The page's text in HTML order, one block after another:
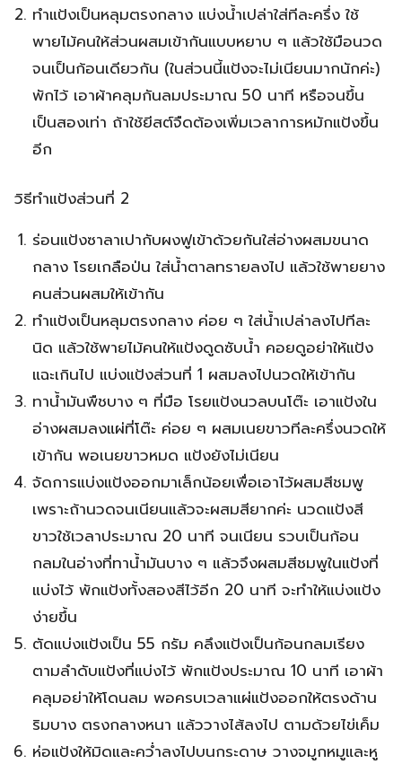
ทำแป้งเป็นหลุมตรงกลาง แบ่งน้ำเปล่าใส่ทีละครึ่ง ใช้
พายไม้คนให้ส่วนผสมเข้ากันแบบหยาบ ๆ แล้วใช้มือนวด
จนเป็นก้อนเดียวกัน (ในส่วนนี้แป้งจะไม่เนียนมากนักค่ะ)
พักไว้ เอาผ้าคลุมกันลมประมาณ 50 นาที หรือจนขึ้น
เป็นสองเท่า ถ้าใช้ยีสต์จืดต้องเพิ่มเวลาการหมักแป้งขึ้น
อีก
วิธีทำแป้งส่วนที่ 2
ร่อนแป้งซาลาเปากับผงฟูเข้าด้วยกันใส่อ่างผสมขนาด
กลาง โรยเกลือป่น ใส่น้ำตาลทรายลงไป แล้วใช้พายยาง
คนส่วนผสมให้เข้ากัน
ทำแป้งเป็นหลุมตรงกลาง ค่อย ๆ ใส่น้ำเปล่าลงไปทีละ
นิด แล้วใช้พายไม้คนให้แป้งดูดซับน้ำ คอยดูอย่าให้แป้ง
แฉะเกินไป แบ่งแป้งส่วนที่ 1 ผสมลงไปนวดให้เข้ากัน
ทาน้ำมันพืชบาง ๆ ที่มือ โรยแป้งนวลบนโต๊ะ เอาแป้งใน
อ่างผสมลงแผ่ที่โต๊ะ ค่อย ๆ ผสมเนยขาวทีละครึ่งนวดให้
เข้ากัน พอเนยขาวหมด แป้งยังไม่เนียน
จัดการแบ่งแป้งออกมาเล็กน้อยเพื่อเอาไว้ผสมสีชมพู
เพราะถ้านวดจนเนียนแล้วจะผสมสียากค่ะ นวดแป้งสี
ขาวใช้เวลาประมาณ 20 นาที จนเนียน รวบเป็นก้อน
กลมในอ่างที่ทาน้ำมันบาง ๆ แล้วจึงผสมสีชมพูในแป้งที่
แบ่งไว้ พักแป้งทั้งสองสีไว้อีก 20 นาที จะทำให้แบ่งแป้ง
ง่ายขึ้น
ตัดแบ่งแป้งเป็น 55 กรัม คลึงแป้งเป็นก้อนกลมเรียง
ตามลำดับแป้งที่แบ่งไว้ พักแป้งประมาณ 10 นาที เอาผ้า
คลุมอย่าให้โดนลม พอครบเวลาแผ่แป้งออกให้ตรงด้าน
ริมบาง ตรงกลางหนา แล้ววางไส้ลงไป ตามด้วยไข่เค็ม
ห่อแป้งให้มิดและคว่ำลงไปบนกระดาษ วางจมูกหมูและหู